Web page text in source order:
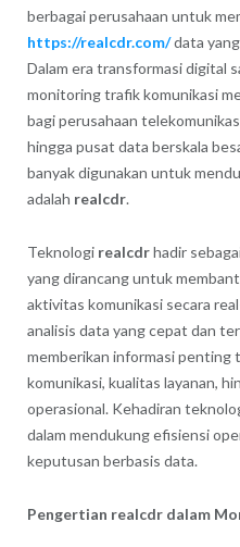
berbagai perusahaan untuk
https://realcdr.com/data
Dalam era transformasi digital
monitoring trafik komunikasi
bagi perusahaan
hingga pusat data berskala
banyak digunakan untuk
adalah realcdr.
Teknologi realcdrhadir
yang dirancang untuk
aktivitas komunikasi secara
analisis data yang cepat dan
memberikan informasi penting
komunikasi, kualitas layanan,
operasional. Kehadiran
dalam mendukung efisiensi
keputusan berbasis data.
Pengertian realcdr dalam